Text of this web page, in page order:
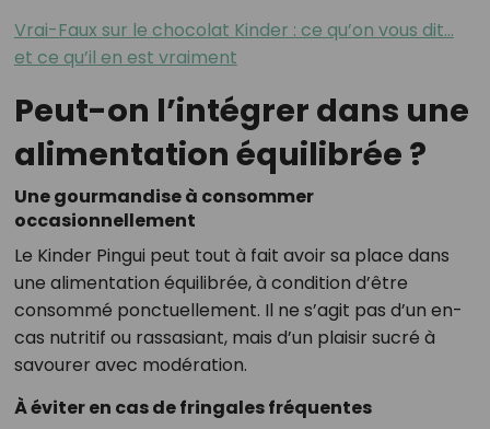
Vrai-Faux sur le chocolat Kinder : ce qu’on vous dit…
et ce qu’il en est vraiment
Peut-on l’intégrer dans une
alimentation équilibrée ?
Une gourmandise à consommer
occasionnellement
Le Kinder Pingui peut tout à fait avoir sa place dans
une alimentation équilibrée, à condition d’être
consommé ponctuellement. Il ne s’agit pas d’un en-
cas nutritif ou rassasiant, mais d’un plaisir sucré à
savourer avec modération.
À éviter en cas de fringales fréquentes